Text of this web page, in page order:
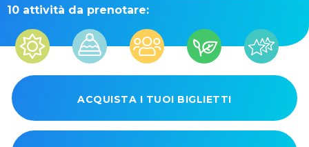
10 attività da prenotare:
ACQUISTA I TUOI BIGLIETTI